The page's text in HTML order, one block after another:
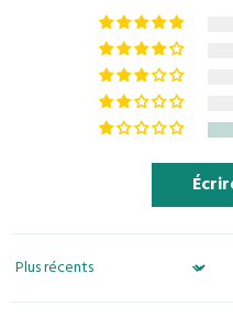
Sort by